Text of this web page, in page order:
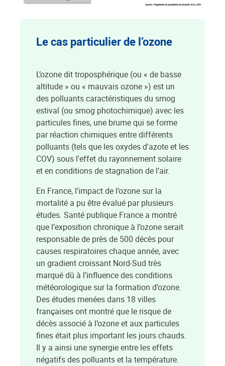
Le cas particulier de l’ozone
L’ozone dit troposphérique (ou « de basse
altitude » ou « mauvais ozone ») est un
des polluants caractéristiques du smog
estival (ou smog photochimique) avec les
particules fines, une brume qui se forme
par réaction chimiques entre différents
polluants (tels que les oxydes d'azote et les
COV) sous l'effet du rayonnement solaire
et en conditions de stagnation de l’air.
En France, l’impact de l’ozone sur la
mortalité a pu être évalué par plusieurs
études. Santé publique France a montré
que l’exposition chronique à l’ozone serait
responsable de près de 500 décès pour
causes respiratoires chaque année, avec
un gradient croissant Nord-Sud très
marqué dû à l’influence des conditions
météorologique sur la formation d’ozone.
Des études menées dans 18 villes
françaises ont montré que le risque de
décès associé à l’ozone et aux particules
fines était plus important les jours chauds.
Il y a ainsi une synergie entre les effets
négatifs des polluants et la température.